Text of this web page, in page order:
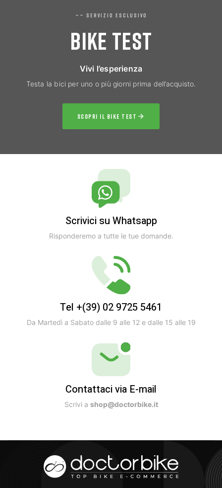
—— SERVIZIO ESCLUSIVO
BIKE TEST
Vivi l’esperienza
Testa la bici per uno o più giorni prima dell’acquisto.
SCOPRI IL BIKE TEST
Scrivici su Whatsapp
Risponderemo a tutte le tue domande.
Tel +(39) 02 9725 5461
Da Martedì a Sabato dalle 9 alle 12 e dalle 15 alle 19
Contattaci via E-mail
Scrivi a shop@doctorbike.it